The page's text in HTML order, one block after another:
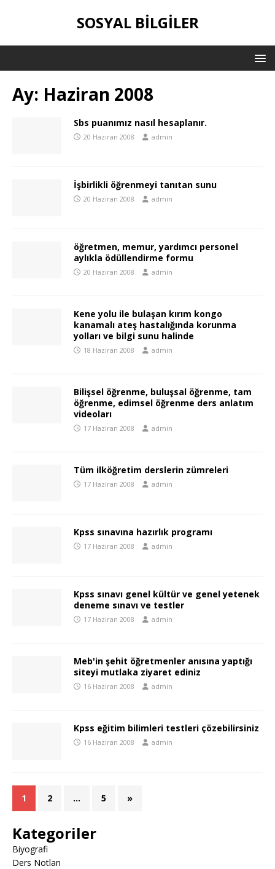
SOSYAL BILGILER
Ay: Haziran 2008
Sbs puanımız nasıl hesaplanır.
20 Haziran 2008 admin
İşbirlikli öğrenmeyi tanıtan sunu
20 Haziran 2008 admin
öğretmen, memur, yardımcı personel
aylıkla ödüllendirme formu
20 Haziran 2008 admin
Kene yolu ile bulaşan kırım kongo
kanamalı ateş hastalığında korunma
yolları ve bilgi sunu halinde
18 Haziran 2008 admin
Bilişsel öğrenme, buluşsal öğrenme, tam
öğrenme, edimsel öğrenme ders anlatım
videoları
17 Haziran 2008 admin
Tüm ilköğretim derslerin zümreleri
17 Haziran 2008 admin
Kpss sınavına hazırlık programı
17 Haziran 2008 admin
Kpss sınavı genel kültür ve genel yetenek
deneme sınavı ve testler
17 Haziran 2008 admin
Meb'in şehit öğretmenler anısına yaptığı
siteyi mutlaka ziyaret ediniz
16 Haziran 2008 admin
Kpss eğitim bilimleri testleri çözebilirsiniz
16 Haziran 2008 admin
1 2 … 5 »
Kategoriler
Biyografi
Ders Notları